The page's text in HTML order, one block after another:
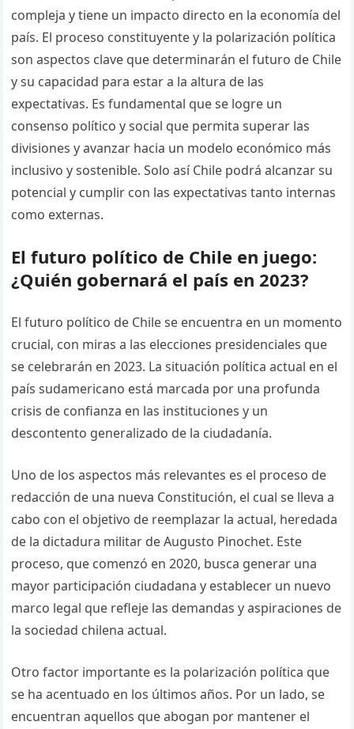
compleja y tiene un impacto directo en la economía del
país. El proceso constituyente y la polarización política
son aspectos clave que determinarán el futuro de Chile
y su capacidad para estar a la altura de las
expectativas. Es fundamental que se logre un
consenso político y social que permita superar las
divisiones y avanzar hacia un modelo económico más
inclusivo y sostenible. Solo así Chile podrá alcanzar su
potencial y cumplir con las expectativas tanto internas
como externas.
El futuro político de Chile en juego:
¿Quién gobernará el país en 2023?
El futuro político de Chile se encuentra en un momento
crucial, con miras a las elecciones presidenciales que
se celebrarán en 2023. La situación política actual en el
país sudamericano está marcada por una profunda
crisis de confianza en las instituciones y un
descontento generalizado de la ciudadanía.
Uno de los aspectos más relevantes es el proceso de
redacción de una nueva Constitución, el cual se lleva a
cabo con el objetivo de reemplazar la actual, heredada
de la dictadura militar de Augusto Pinochet. Este
proceso, que comenzó en 2020, busca generar una
mayor participación ciudadana y establecer un nuevo
marco legal que refleje las demandas y aspiraciones de
la sociedad chilena actual.
Otro factor importante es la polarización política que
se ha acentuado en los últimos años. Por un lado, se
encuentran aquellos que abogan por mantener el